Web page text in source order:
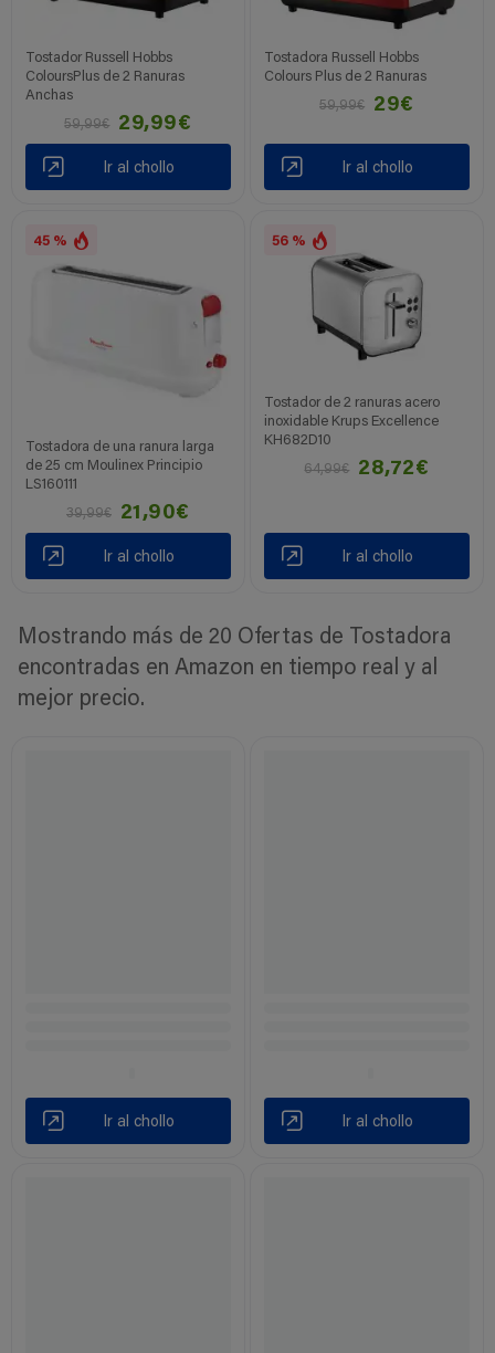
Tostador Russell Hobbs
ColoursPlus de 2 Ranuras
Anchas
59,99€
29,99€
Ir al chollo
Tostadora Russell Hobbs
Colours Plus de 2 Ranuras
59,99€
29€
Ir al chollo
45 %
Tostadora de una ranura larga
de 25 cm Moulinex Principio
LS160111
39,99€
21,90€
Ir al chollo
56 %
Tostador de 2 ranuras acero
inoxidable Krups Excellence
KH682D10
64,99€
28,72€
Ir al chollo
Mostrando más de 20 Ofertas de Tostadora
encontradas en Amazon en tiempo real y al
mejor precio.
Ir al chollo Ir al chollo